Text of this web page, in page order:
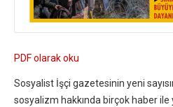
PDF olarak oku
Sosyalist İşçi gazetesinin yeni
sosyalizm hakkında birçok haber ile